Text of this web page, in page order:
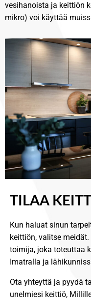
vesihanoista ja keittiön
mikro) voi käyttää
TILAA
Kun haluat sinun
keittiön, valitse
toimija, joka toteuttaa
Imatralla ja
Ota yhteyttä ja pyydä
unelmiesi keittiö,